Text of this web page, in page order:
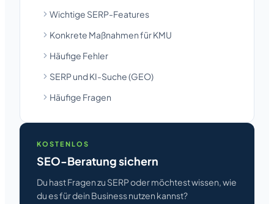
Wichtige SERP-Features
Konkrete Maßnahmen für KMU
Häufige Fehler
SERP und KI-Suche (GEO)
Häufige Fragen
KOSTENLOS
SEO-Beratung sichern
Du hast Fragen zu SERP oder möchtest wissen, wie
du es für dein Business nutzen kannst?